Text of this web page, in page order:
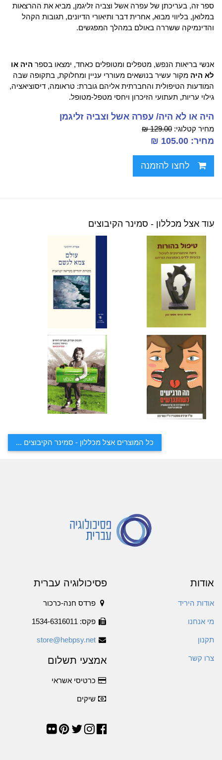
ספר זה, בעריכתן של עפרה אשל וצביה זליגמן, מביא את ההרצאות
במלואן, בליווי מבוא, אחרית דבר ותיאורי הדיונים, תגובות הקהל
והדינמיקה ששררה באולם במהלך המפגשים.
אנשי בריאות הנפש, מטפלים ומטופלים כאחד, ימצאו בספר היה או
לא היה מקור עשיר בנושאים מעוררי עניין ומחלוקת, בתקופה שבה
המודעות הטיפולית והחברתית אליהם גוברת: טראומה, דיסוציאציה,
גילוי עריות, תעתועי הזיכרון ויחסי מטפל-מטופל.
היה או לא היה/ עפרה אשל וצביה זליגמן
מחיר קטלוגי: 129.00 ₪
מחיר: 105.00 ₪
לחצו להזמנה
עוד אצל מכללון - סמינר הקיבוצים
כל המוצרים אצל מכללון - סמינר הקיבוצים ...
אודות
אודות היריד
מי אנחנו
תקנון
צרו קשר
פסיכולוגיה עברית
פרדס חנה-כרכור
פקס: 1534-6316011
store@hebpsy.net
אמצעי תשלום
כרטיסי אשראי
שיקים